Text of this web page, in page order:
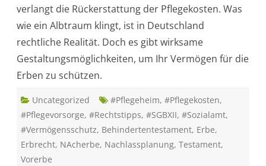
e
W
s
a
S
i
l
m
t
d
verlangt die Rückerstattung der Pflegekosten. Was
wie ein Albtraum klingt, ist in Deutschland
rechtliche Realität. Doch es gibt wirksame
Gestaltungsmöglichkeiten, um Ihr Vermögen für die
Erben zu schützen.
Uncategorized #Pflegeheim, #Pflegekosten,
#Pflegevorsorge, #Rechtstipps, #SGBXII, #Sozialamt,
#Vermögensschutz, Behindertentestament, Erbe,
Erbrecht, NAcherbe, Nachlassplanung, Testament,
Vorerbe